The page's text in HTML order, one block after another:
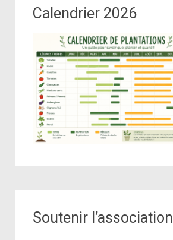
Calendrier 2026
Soutenir l’association